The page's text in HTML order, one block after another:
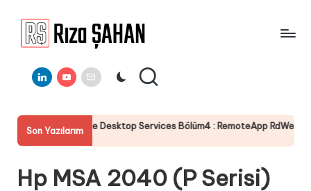
a
Ş
A
H
Bilgi
Paylaşım
LinkedinYoutube
E-
Mail
Son Yazılarım
Desktop Services Bölüm4 : RemoteApp RdWeb Sertifika
Hp MSA 2040 (P Serisi)